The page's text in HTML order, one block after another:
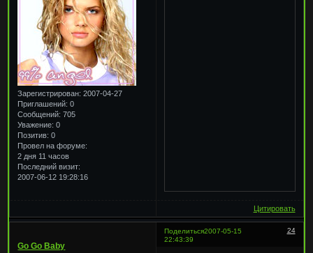
Зарегистрирован: 2007-04-27
Приглашений: 0
Сообщений: 705
Уважение: 0
Позитив: 0
Провел на форуме:
2 дня 11 часов
Последний визит:
2007-06-12 19:28:16
Цитировать
Поделиться 24
2007-05-15
22:43:39
Go Go Baby